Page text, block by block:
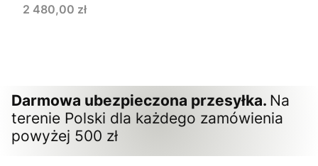
Cena
2 480,00 zł
Darmowa ubezpieczona przesyłka. Na
terenie Polski dla każdego zamówienia
powyżej 500 zł